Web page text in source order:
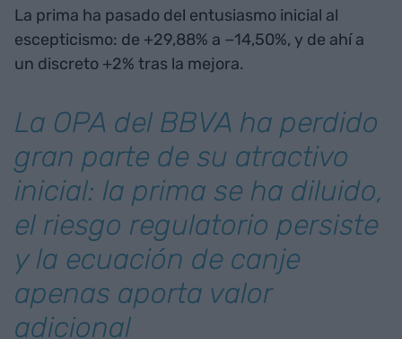
La prima ha pasado del entusiasmo inicial al
escepticismo: de +29,88% a −14,50%, y de ahí a
un discreto +2% tras la mejora.
La OPA del BBVA ha perdido
gran parte de su atractivo
inicial: la prima se ha diluido,
el riesgo regulatorio persiste
y la ecuación de canje
apenas aporta valor
adicional